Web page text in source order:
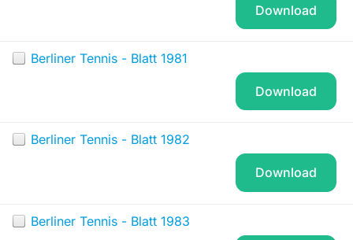
Download
Berliner Tennis - Blatt 1981
Download
Berliner Tennis - Blatt 1982
Download
Berliner Tennis - Blatt 1983